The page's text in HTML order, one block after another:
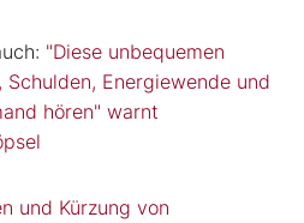
"Diese unbequemen
Energiewende und
hören" warnt
und Kürzung von